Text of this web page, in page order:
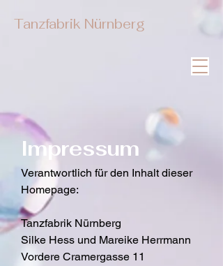
Tanzfabrik Nürnberg
Impressum
Verantwortlich für den Inhalt dieser
Homepage:
Tanzfabrik Nürnberg
Silke Hess und Mareike Herrmann
Vordere Cramergasse 11